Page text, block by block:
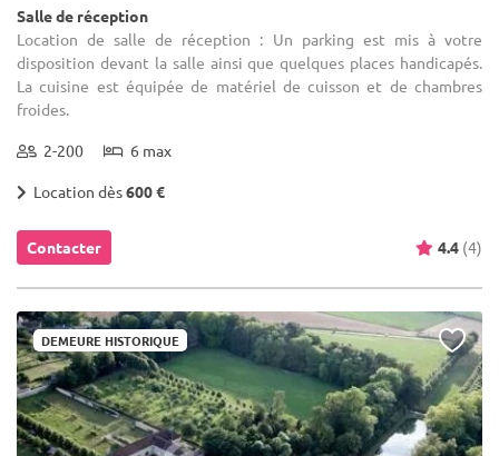
Salle de réception
Location de salle de réception : Un parking est mis à votre
disposition devant la salle ainsi que quelques places handicapés.
La cuisine est équipée de matériel de cuisson et de chambres
froides.
2-200 6 max
Location dès600 €
Contacter 4.4 (4)
DEMEURE HISTORIQUE